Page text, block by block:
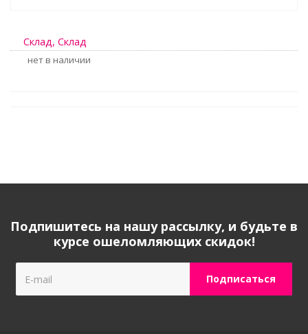
Склад, Склад
Нет в наличии
Подпишитесь на нашу рассылку, и будьте в
курсе ошеломляющих скидок!